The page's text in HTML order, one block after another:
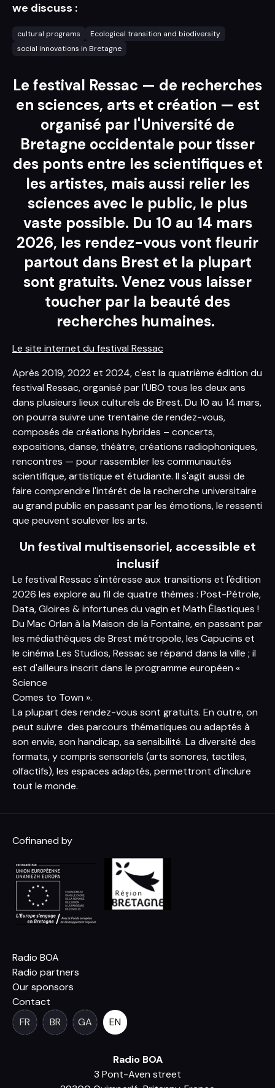
we discuss :
cultural programs
Ecological transition and biodiversity
social innovations in Bretagne
Le festival Ressac — de recherches
en sciences, arts et création — est
organisé par l'Université de
Bretagne occidentale pour tisser
des ponts entre les scientifiques et
les artistes, mais aussi relier les
sciences avec le public, le plus
vaste possible. Du 10 au 14 mars
2026, les rendez-vous vont fleurir
partout dans Brest et la plupart
sont gratuits. Venez vous laisser
toucher par la beauté des
recherches humaines.
Le site internet du festival Ressac
Après 2019, 2022 et 2024, c'est la quatrième édition du
festival Ressac, organisé par l'UBO tous les deux ans
dans plusieurs lieux culturels de Brest. Du 10 au 14 mars,
on pourra suivre une trentaine de rendez-vous,
composés de créations hybrides – concerts,
expositions, danse, théâtre, créations radiophoniques,
rencontres — pour rassembler les communautés
scientifique, artistique et étudiante. Il s'agit aussi de
faire comprendre l'intérêt de la recherche universitaire
au grand public en passant par les émotions, le ressenti
que peuvent soulever les arts.
Un festival multisensoriel, accessible et
inclusif
Le festival Ressac s'intéresse aux transitions et l'édition
2026 les explore au fil de quatre thèmes : Post-Pétrole,
Data, Gloires & infortunes du vagin et Math Élastiques !
Du Mac Orlan à la Maison de la Fontaine, en passant par
les médiathèques de Brest métropole, les Capucins et
le cinéma Les Studios, Ressac se répand dans la ville ; il
est d'ailleurs inscrit dans le programme européen «
Science
Comes to Town ».
La plupart des rendez-vous sont gratuits. En outre, on
peut suivre des parcours thématiques ou adaptés à
son envie, son handicap, sa sensibilité. La diversité des
formats, y compris sensoriels (arts sonores, tactiles,
olfactifs), les espaces adaptés, permettront d'inclure
tout le monde.
Cofinaned by
Radio BOA
Radio partners
Our sponsors
Contact
FR
BR GA EN
Radio BOA
3 Pont-Aven street